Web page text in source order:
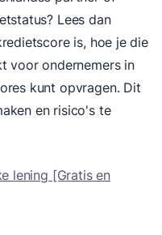
Lees dan
is, hoe je die
voor ondernemers in
kunt opvragen. Dit
en risico's te
lening [Gratis en